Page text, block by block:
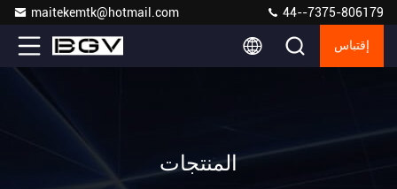
maitekemtk@hotmail.com 44--7375-806179
إقتباس
المنتجات